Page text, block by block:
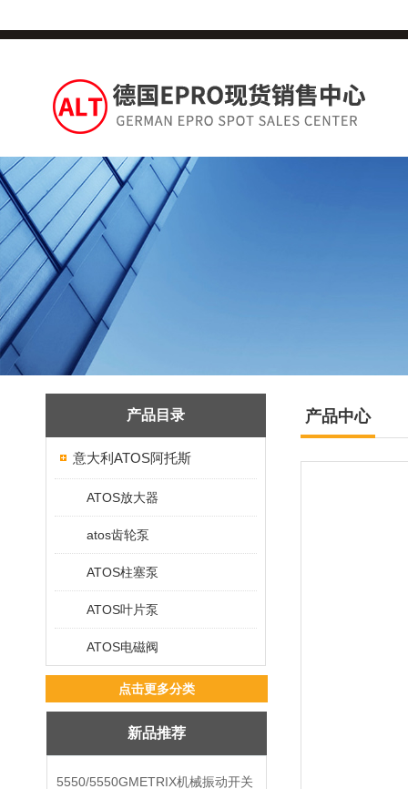
产品目录
意大利ATOS阿托斯
ATOS放大器
atos齿轮泵
ATOS柱塞泵
ATOS叶片泵
ATOS电磁阀
点击更多分类
新品推荐
5550/5550GMETRIX机械振动开关
产品中心